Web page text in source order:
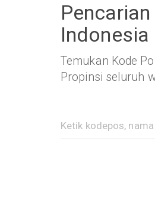
Indonesia
Temukan Kode
Propinsi seluruh